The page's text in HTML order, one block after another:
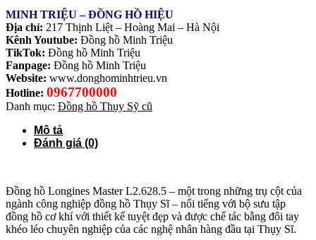
MINH TRIỆU – ĐỒNG HỒ HIỆU
Địa chỉ: 217 Thịnh Liệt – Hoàng Mai – Hà Nội
Kênh Youtube: Đồng hồ Minh Triệu
TikTok: Đồng hồ Minh Triệu
Fanpage: Đồng hồ Minh Triệu
Website: www.donghominhtrieu.vn
Hotline: 0967700000
Danh mục: Đồng hồ Thụy Sỹ cũ
Mô tả
Đánh giá (0)
Đồng hồ Longines Master L2.628.5 – một trong những trụ cột của
ngành công nghiệp đồng hồ Thụy Sĩ – nổi tiếng với bộ sưu tập
đồng hồ cơ khí với thiết kế tuyệt đẹp và được chế tác bằng đôi tay
khéo léo chuyên nghiệp của các nghệ nhân hàng đầu tại Thụy Sĩ.